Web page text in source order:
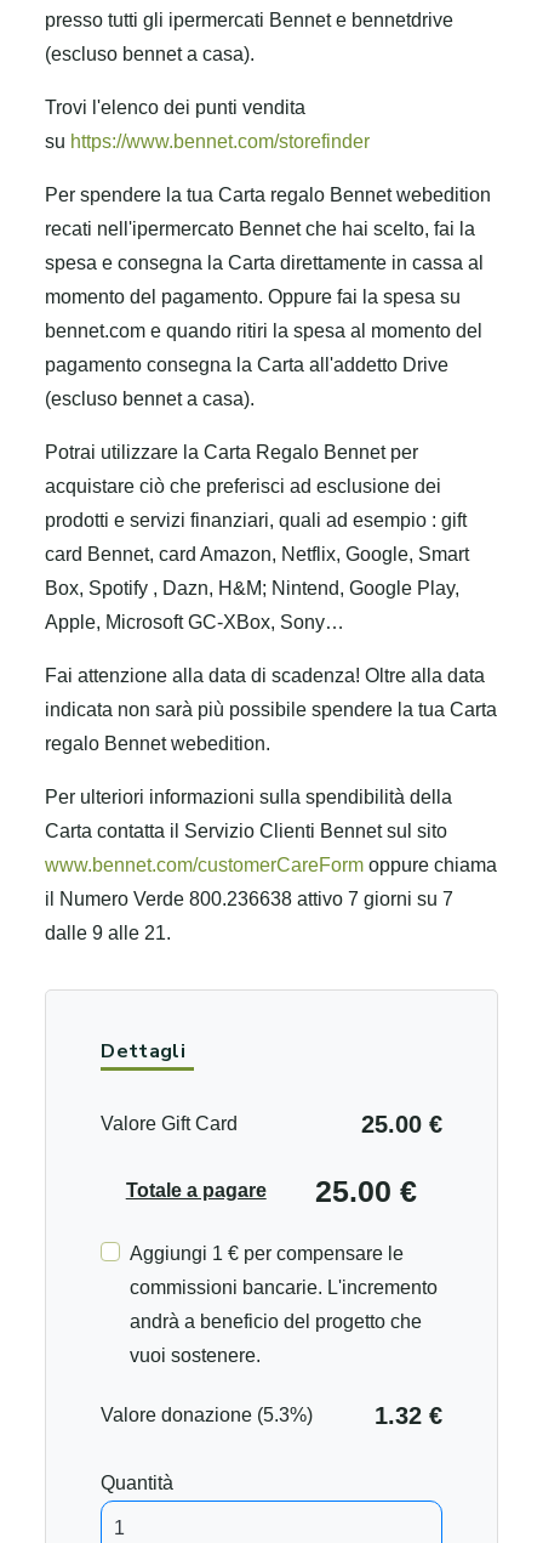
presso tutti gli ipermercati Bennet e bennetdrive
(escluso bennet a casa).
Trovi l'elenco dei punti vendita
su https://www.bennet.com/storefinder
Per spendere la tua Carta regalo Bennet webedition
recati nell'ipermercato Bennet che hai scelto, fai la
spesa e consegna la Carta direttamente in cassa al
momento del pagamento. Oppure fai la spesa su
bennet.com e quando ritiri la spesa al momento del
pagamento consegna la Carta all'addetto Drive
(escluso bennet a casa).
Potrai utilizzare la Carta Regalo Bennet per
acquistare ciò che preferisci ad esclusione dei
prodotti e servizi finanziari, quali ad esempio : gift
card Bennet, card Amazon, Netflix, Google, Smart
Box, Spotify , Dazn, H&M; Nintend, Google Play,
Apple, Microsoft GC-XBox, Sony…
Fai attenzione alla data di scadenza! Oltre alla data
indicata non sarà più possibile spendere la tua Carta
regalo Bennet webedition.
Per ulteriori informazioni sulla spendibilità della
Carta contatta il Servizio Clienti Bennet sul sito
www.bennet.com/customerCareForm oppure chiama
il Numero Verde 800.236638 attivo 7 giorni su 7
dalle 9 alle 21.
Dettagli
Valore Gift Card 25.00 €
Totale a pagare 25.00 €
Aggiungi 1 € per compensare le
commissioni bancarie. L'incremento
andrà a beneficio del progetto che
vuoi sostenere.
Valore donazione (5.3%) 1.32 €
Quantità